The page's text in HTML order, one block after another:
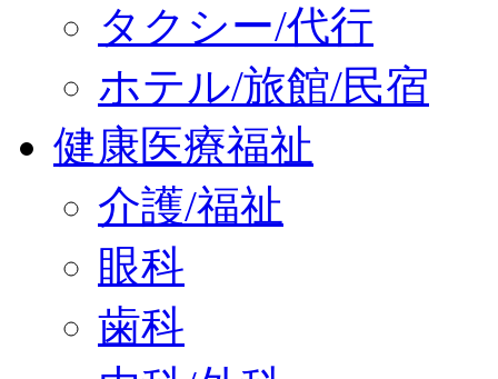
タクシー/代行
ホテル/旅館/民宿
健康医療福祉
介護/福祉
眼科
歯科